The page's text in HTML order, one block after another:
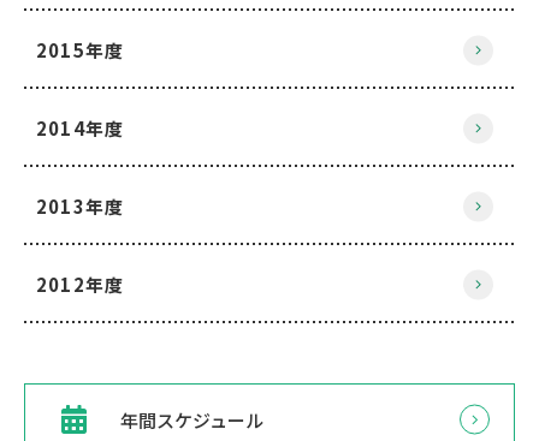
2015年度
2014年度
2013年度
2012年度
年間スケジュール